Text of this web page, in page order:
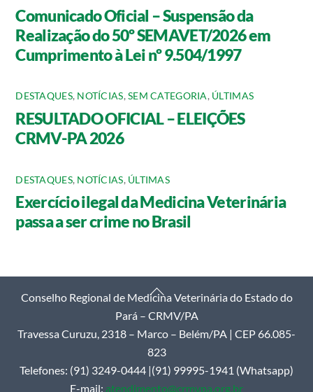
Comunicado Oficial – Suspensão da
Realização do 50º SEMAVET/2026 em
Cumprimento à Lei nº 9.504/1997
DESTAQUES, NOTÍCIAS,SEM CATEGORIA, ÚLTIMAS
RESULTADO OFICIAL – ELEIÇÕES
CRMV-PA 2026
DESTAQUES, NOTÍCIAS, ÚLTIMAS
Exercício ilegal da Medicina Veterinária
passa a ser crime no Brasil
Back
To
Top
Conselho Regional de Medicina Veterinária do Estado do
Pará – CRMV/PA
Travessa Curuzu, 2318 – Marco – Belém/PA | CEP 66.085-
823
Telefones: (91) 3249-0444 |(91) 99995-1941 (Whatsapp)
E-mail: atendimento@crmvpa.org.br